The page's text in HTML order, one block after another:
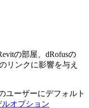
の部屋、dRofusの
リンクに影響を与え
ユーザーにデフォルト
ルオプション